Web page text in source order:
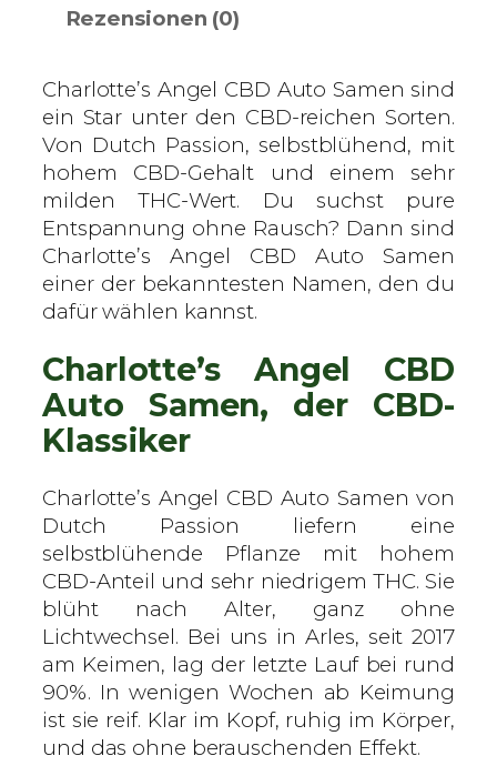
0
€
s
A
n
g
e
l
C
B
D
u
o
–
u
t
c
h
P
a
s
s
i
o
Rezensionen (0)
Charlotte’s Angel CBD Auto Samen sind
ein Star unter den CBD-reichen Sorten.
Von Dutch Passion, selbstblühend, mit
hohem CBD-Gehalt und einem sehr
milden THC-Wert. Du suchst pure
Entspannung ohne Rausch? Dann sind
Charlotte’s Angel CBD Auto Samen
einer der bekanntesten Namen, den du
dafür wählen kannst.
Charlotte’s Angel CBD
Auto Samen, der CBD-
Klassiker
Charlotte’s Angel CBD Auto Samen von
Dutch Passion liefern eine
selbstblühende Pflanze mit hohem
CBD-Anteil und sehr niedrigem THC. Sie
blüht nach Alter, ganz ohne
Lichtwechsel. Bei uns in Arles, seit 2017
am Keimen, lag der letzte Lauf bei rund
90%. In wenigen Wochen ab Keimung
ist sie reif. Klar im Kopf, ruhig im Körper,
und das ohne berauschenden Effekt.